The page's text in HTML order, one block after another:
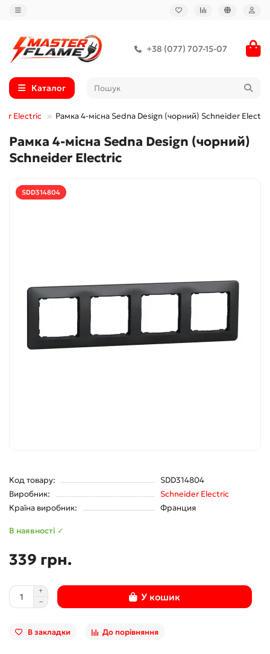
+38 (077) 707-15-07
Каталог
Electric Рамка 4-місна Sedna Design (чорний) Schneider Electric
Рамка 4-місна Sedna Design (чорний)
Schneider Electric
SDD314804
Код товару:
SDD314804
Виробник:
Schneider Electric
Країна виробник:
Франция
В наявності ✓
339 грн.
У кошик
В закладки До порівняння